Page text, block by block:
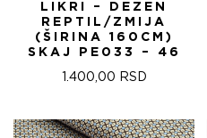
LIKRI – DEZEN
REPTIL/ZMIJA
(ŠIRINA 160CM)
SKAJ PE033 – 46
1.400,00 RSD